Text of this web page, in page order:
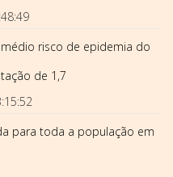
risco de epidemia do
de 1,7
para toda a população em